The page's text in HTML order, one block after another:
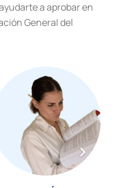
a aprobar en
General del